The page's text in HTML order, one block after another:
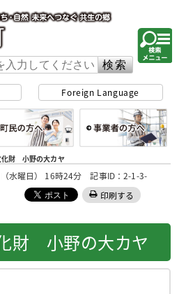
Foreign Language
ップ
化財 小野の大カヤ
水曜日） 16時24分 記事ID：2-1-3-
印刷する
財 小野の大カヤ